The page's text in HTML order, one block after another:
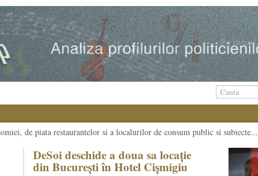
de piata restaurantelor si a localurilor de consum public si subiecte...
DeSoi deschide a doua sa locație
din București în Hotel Cișmigiu